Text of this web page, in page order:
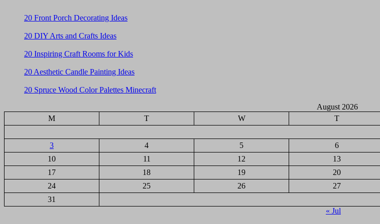
20 Front Porch Decorating Ideas
20 DIY Arts and Crafts Ideas
20 Inspiring Craft Rooms for Kids
20 Aesthetic Candle Painting Ideas
20 Spruce Wood Color Palettes Minecraft
August 2026
M
T W T
3
4 5 6
10
11 12 13
17
18 19 20
24
25 26 27
31
« Jul